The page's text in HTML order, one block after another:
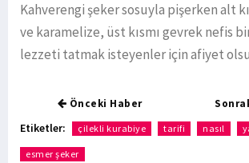
Kahverengi şeker sosuyla pişerken alt
ve karamelize, üst kısmı gevrek nefis
lezzeti tatmak isteyenler için afiyet
Önceki Haber
Etiketler: çilekli kurabiye tarifi nasıl
esmer şeker